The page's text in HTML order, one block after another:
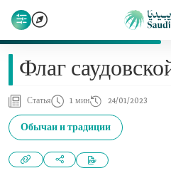
Флаг
Статья 1 мин 24/01/2023
Обычаи и традиции